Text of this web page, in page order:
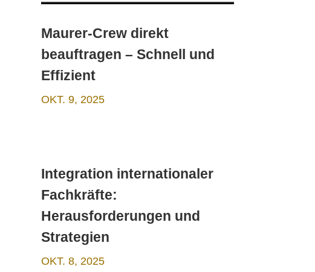
Maurer-Crew direkt
beauftragen – Schnell und
Effizient
OKT. 9, 2025
Integration internationaler
Fachkräfte:
Herausforderungen und
Strategien
OKT. 8, 2025